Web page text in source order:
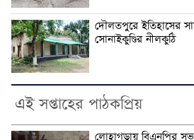
দৌলতপুরে ইতিহাসের
সোনাইকুণ্ডির নীলকুঠি
এই সপ্তাহের পাঠকপ্রিয়